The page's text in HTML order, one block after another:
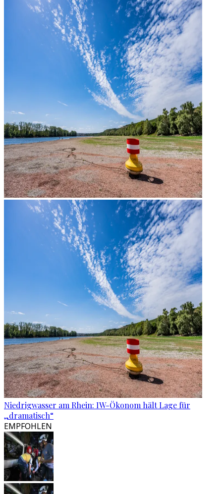
Niedrigwasser am Rhein: IW-Ökonom hält Lage für
„dramatisch“
EMPFOHLEN